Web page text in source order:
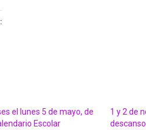
el lunes 5 de mayo, de
Escolar
1 y 2 de